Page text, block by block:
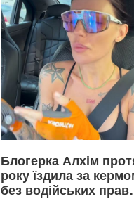
Блогерка Алхім
року їздила за
без водійських